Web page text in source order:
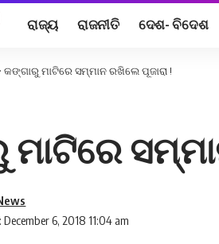
ରାଜ୍ୟ ରାଜନୀତି ଦେଶ- ବିଦେଶ
କଙ୍ଗାରୁ ମାଟିରେ ସମ୍ମାନ ରଖିଲେ ପୂଜାରା !
6, 2018 11:04 am